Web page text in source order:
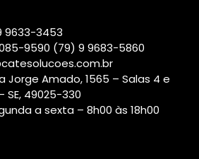
9633-3453
9590 (79) 9 9683-5860
Jorge Amado, 1565 – Salas 4 e
SE, 49025-330
a sexta – 8h00 às 18h00